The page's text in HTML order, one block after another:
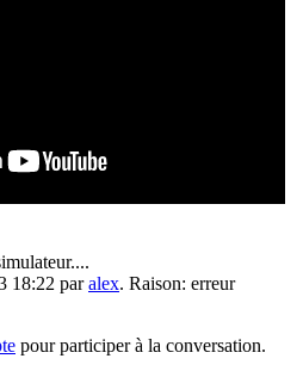
18:22 paralex. Raison: erreur
pour participer à la conversation.